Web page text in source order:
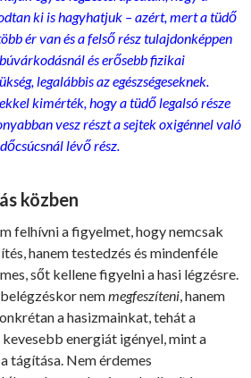
ki is hagyhatjuk – azért, mert a tüdő
ér van és a felső rész tulajdonképpen
és erősebb fizikai
legalábbis az egészségeseknek.
kimérték, hogy a tüdő legalsó része
vesz részt a sejtek oxigénnel való
lévő rész.
közben
felhívni a figyelmet, hogy nemcsak
hanem testedzés és mindenféle
sőt kellene figyelni a hasi légzésre.
nemmegfeszíteni, hanem
a hasizmainkat, tehát a
energiát igényel, mint a
tágítása. Nem érdemes